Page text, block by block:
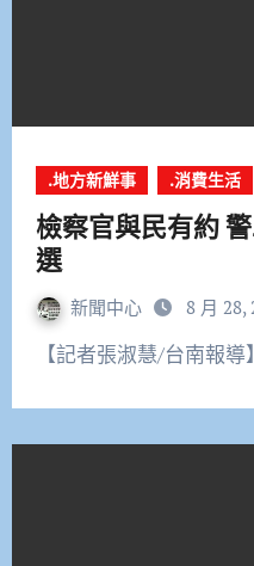
.地方新鮮事 .消費生活
檢察官與民有約
選
新聞中心 8 月 28,
【記者張淑慧/台南報